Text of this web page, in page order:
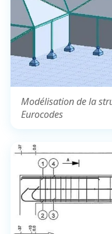
Modélisation de la
Eurocodes